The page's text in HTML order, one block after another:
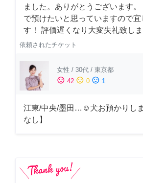
ました。ありがとうございます
で預けたいと思っていますので宜
す！ 評価遅くなり大変失礼致しま
依頼されたチケット
女性 / 30代 / 東京都
sentiment_satisfied 42 sentiment_neutral 0 sentiment_dissatisfied 1
江東/中央/墨田…☺︎犬お預かりし
なし】